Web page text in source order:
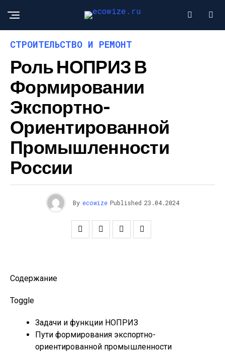
СТРОИТЕЛЬСТВО И РЕМОНТ
Роль НОПРИЗ В
Формировании
Экспортно-
Ориентированной
Промышленности
России
By ecowize Published 23.04.2024
Содержание
Toggle
Задачи и функции НОПРИЗ
Пути формирования экспортно-
ориентированной промышленности